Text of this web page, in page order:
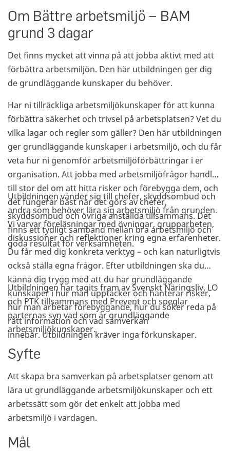
Om Bättre arbetsmiljö − BAM
grund 3 dagar
Det finns mycket att vinna på att jobba aktivt med att
förbättra arbetsmiljön. Den här utbildningen ger dig
de grundläggande kunskaper du behöver.
Har ni tillräckliga arbetsmiljökunskaper för att kunna
förbättra säkerhet och trivsel på arbetsplatsen? Vet du
vilka lagar och regler som gäller? Den här utbildningen
ger grundläggande kunskaper i arbetsmiljö, och du får
veta hur ni genomför arbetsmiljöförbättringar i er
organisation. Att jobba med arbetsmiljöfrågor handlar
till stor del om att hitta risker och förebygga dem, och
det fungerar bäst när det görs av chefer,
skyddsombud och övriga anställda tillsammans. Det
finns ett tydligt samband mellan bra arbetsmiljö och
goda resultat för verksamheten.
Utbildningen vänder sig till chefer, skyddsombud och
andra som behöver lära sig arbetsmiljö från grunden.
Vi varvar föreläsningar med övningar, grupparbeten,
diskussioner och reflektioner kring egna erfarenheter.
Du får med dig konkreta verktyg – och kan naturligtvis
också ställa egna frågor. Efter utbildningen ska du
känna dig trygg med att du har grundläggande
kunskaper i hur man upptäcker och hanterar risker,
hur man arbetar förebyggande, hur du söker reda på
rätt information och vad samverkan
innebär. Utbildningen kräver inga förkunskaper.
Utbildningen har tagits fram av Svenskt Näringsliv, LO
och PTK tillsammans med Prevent och speglar
parternas syn vad som är grundläggande
arbetsmiljökunskaper.
Syfte
Att skapa bra samverkan på arbetsplatser genom att
lära ut grundläggande arbetsmiljökunskaper och ett
arbetssätt som gör det enkelt att jobba med
arbetsmiljö i vardagen.
Mål